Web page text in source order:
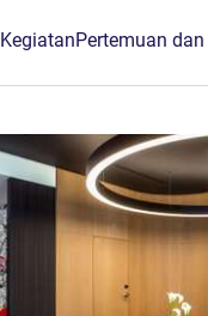
KegiatanPertemuan